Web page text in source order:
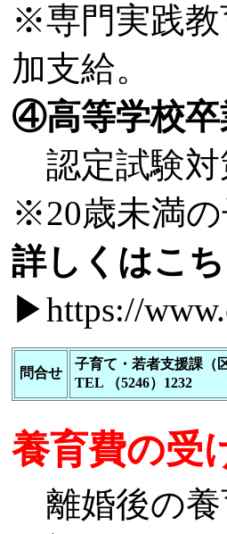
※専門実践教
加支給。
④高等学校卒
認定試験対
※20歳未満
詳しくはこ
▶https://
問合せ
子育て・若者支援課（
TEL （5246）1232
養育費の受
離婚後の養